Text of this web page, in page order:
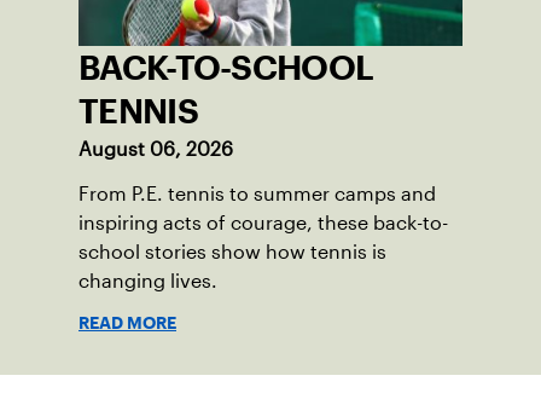
BACK-TO-SCHOOL
TENNIS
August 06, 2026
From P.E. tennis to summer camps and
inspiring acts of courage, these back-to-
school stories show how tennis is
changing lives.
READ MORE